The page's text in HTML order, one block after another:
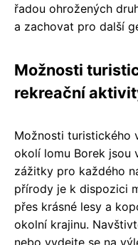
řadou ohrožených
a zachovat pro další
Možnosti
rekreační
Možnosti turistického
okolí lomu Borek jsou
zážitky pro každého
přírody je k dispozici
přes krásné lesy a
okolní krajinu.
nebo vydejte se na